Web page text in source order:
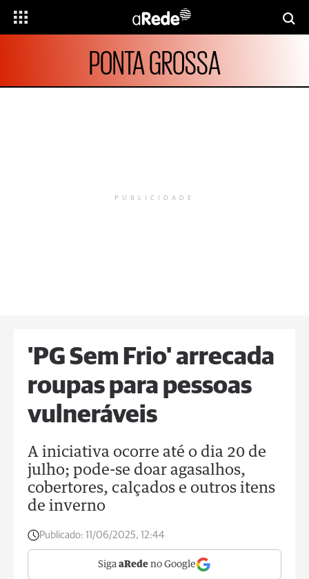
PONTA GROSSA
PUBLICIDADE
'PG Sem Frio' arrecada
roupas para pessoas
vulneráveis
A iniciativa ocorre até o dia 20 de
julho; pode-se doar agasalhos,
cobertores, calçados e outros itens
de inverno
Publicado: 11/06/2025, 12:44
Siga aRede no Google